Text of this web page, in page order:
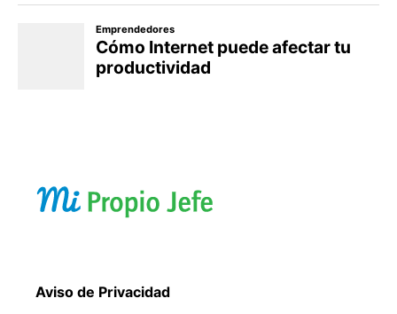
Aviso de Privacidad